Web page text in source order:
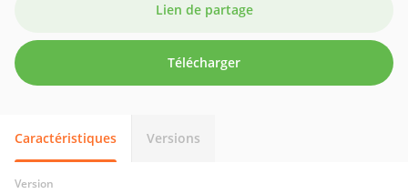
Lien de partage
Télécharger
Caractéristiques Versions
Version